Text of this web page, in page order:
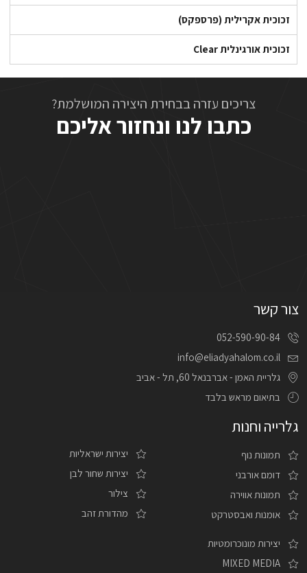
זכוכית אקרילית (פרספקס)
זכוכית אורגינלית Clear
צריכים עזרה בבחירת היצירה המושלמת?
כתבו לנו ונחזור אליכם
צור קשר
052-590-90-84
info@eliadyahalom.co.il
גלריית האמן - אברבנאל 60, תל - אביב
בתיאום מראש בלבד
גלרייה וחנות
תמונות נוף
דומם אורבני
תמונות אווירה
אומנות ואבסטרקט
יצירות ישראליות
יצירות שחור לבן
צילור
מהדורת זהב
יצירות מונוכרומטיות
MIXED MEDIA